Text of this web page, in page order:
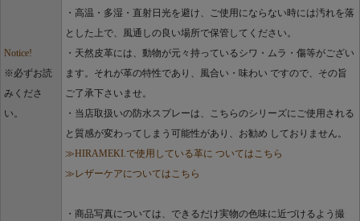
Notice!
※必ずお読
みくださ
い。
・高温・多湿・直射日光を避け、ご使用にならない時には汚れを落
とした上で、風通しの良い場所で保管してください。
・天然皮革には、動物が元々持っているシワ・ムラ・傷等がござい
ます。それが革の特性であり、風合い・味わい ですので、その旨
ご了承下さいませ。
・当店取扱いの防水スプレーは、こちらのシリーズにご使用される
と質感が変わってしまう可能性があり、お勧め しておりません。
≫HIRAMEKI.で使用している革に ついてはこちら
≫レザーケアについてはこちら
・商品写真については、できるだけ実物の色味に近づけるよう撮